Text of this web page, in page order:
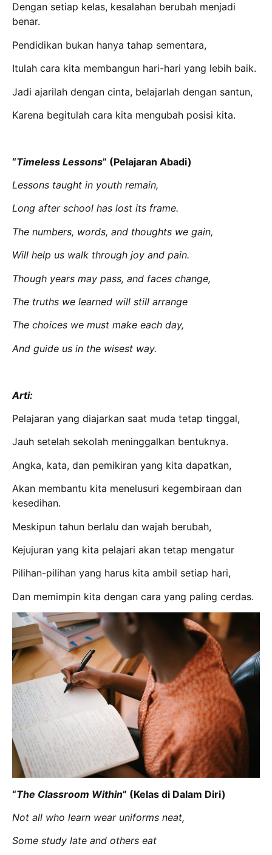
Dengan setiap kelas, kesalahan berubah menjadi
benar.
Pendidikan bukan hanya tahap sementara,
Itulah cara kita membangun hari-hari yang lebih baik.
Jadi ajarilah dengan cinta, belajarlah dengan santun,
Karena begitulah cara kita mengubah posisi kita.
“Timeless Lessons” (Pelajaran Abadi)
Lessons taught in youth remain,
Long after school has lost its frame.
The numbers, words, and thoughts we gain,
Will help us walk through joy and pain.
Though years may pass, and faces change,
The truths we learned will still arrange
The choices we must make each day,
And guide us in the wisest way.
Arti:
Pelajaran yang diajarkan saat muda tetap tinggal,
Jauh setelah sekolah meninggalkan bentuknya.
Angka, kata, dan pemikiran yang kita dapatkan,
Akan membantu kita menelusuri kegembiraan dan
kesedihan.
Meskipun tahun berlalu dan wajah berubah,
Kejujuran yang kita pelajari akan tetap mengatur
Pilihan-pilihan yang harus kita ambil setiap hari,
Dan memimpin kita dengan cara yang paling cerdas.
“The Classroom Within” (Kelas di Dalam Diri)
Not all who learn wear uniforms neat,
Some study late and others eat